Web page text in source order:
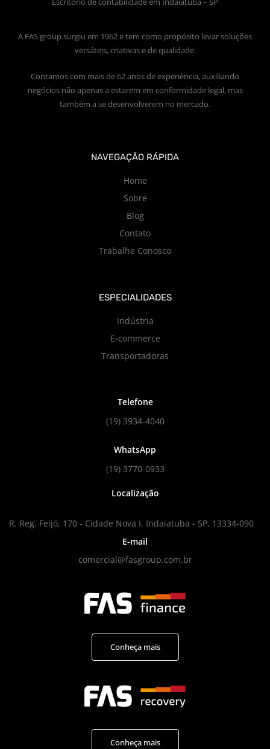
A FAS group surgiu em 1962 e tem como propósito levar soluções
versáteis, criativas e de qualidade.
Contamos com mais de 62 anos de experiência, auxiliando
negócios não apenas a estarem em conformidade legal, mas
também a se desenvolverem no mercado.
NAVEGAÇÃO RÁPIDA
Home
Sobre
Blog
Contato
Trabalhe Conosco
ESPECIALIDADES
Indústria
E-commerce
Transportadoras
Telefone
(19) 3934-4040
WhatsApp
(19) 3770-0933
Localização
R. Reg. Feijó, 170 - Cidade Nova I, Indaiatuba - SP, 13334-090
E-mail
comercial@fasgroup.com.br
Conheça mais
Conheça mais